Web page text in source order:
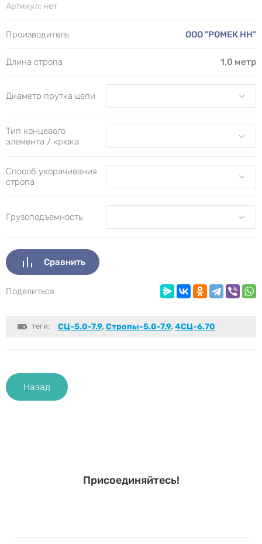
Артикул: нет
Производитель ООО "РОМЕК НН"
Длина стропа 1,0 метр
Диаметр прутка цепи
Тип концевого
элемента / крюка
Способ укорачивания
стропа
Грузоподъемность
Сравнить
Поделиться
теги: СЦ-5.0-7.9, Стропы-5.0-7.9, 4СЦ-6.70
Назад
Присоединяйтесь!